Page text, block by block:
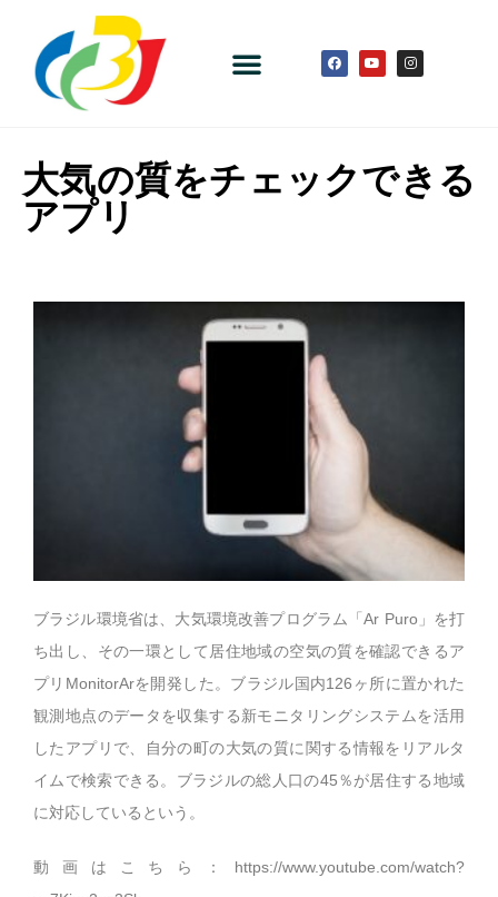
大気の質をチェックできる
アプリ
ブラジル環境省は、大気環境改善プログラム「Ar Puro」を打
ち出し、その一環として居住地域の空気の質を確認できるア
プリMonitorArを開発した。ブラジル国内126ヶ所に置かれた
観測地点のデータを収集する新モニタリングシステムを活用
したアプリで、自分の町の大気の質に関する情報をリアルタ
イムで検索できる。ブラジルの総人口の45％が居住する地域
に対応しているという。
動画はこちら： https://www.youtube.com/watch?